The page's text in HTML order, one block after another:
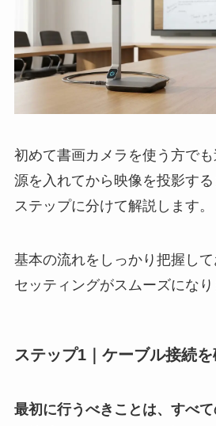
初めて書画カメラを使う方で
源を入れてから映像を投影す
ステップに分けて解説します。
基本の流れをしっかり把握し
セッティングがスムーズになり
ステップ1｜ケーブル接続
最初に行うべきことは、すべ